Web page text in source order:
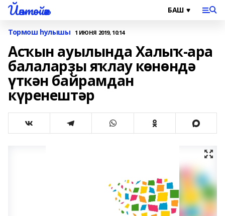
Йәнтөйәк
Тормош һулышы 1 ИЮНЯ 2019, 10:14
Асҡын ауылында Халыҡ-ара
балаларҙы яҡлау көнөндә
үткән байрамдан
күренештәр